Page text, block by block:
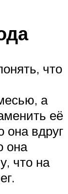
что
а
её
она вдруг
она
что на